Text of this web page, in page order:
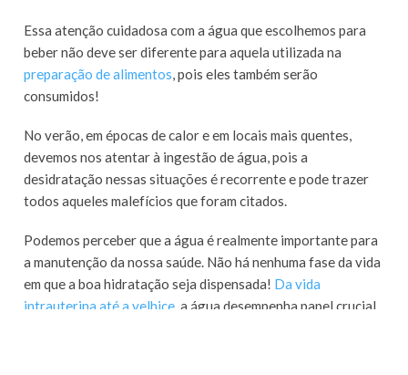
Essa atenção cuidadosa com a água que escolhemos para
beber não deve ser diferente para aquela utilizada na
preparação de alimentos, pois eles também serão
consumidos!
No verão, em épocas de calor e em locais mais quentes,
devemos nos atentar à ingestão de água, pois a
desidratação nessas situações é recorrente e pode trazer
todos aqueles malefícios que foram citados.
Podemos perceber que a água é realmente importante para
a manutenção da nossa saúde. Não há nenhuma fase da vida
em que a boa hidratação seja dispensada! Da vida
intrauterina até a velhice , a água desempenha papel crucial